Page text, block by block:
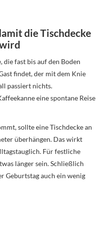
die Tischdecke
die fast bis auf den Boden
findet, der mit dem Knie
passiert nichts.
eine spontane Reise
sollte eine Tischdecke an
überhängen. Das wirkt
Für festliche
länger sein. Schließlich
Geburtstag auch ein wenig